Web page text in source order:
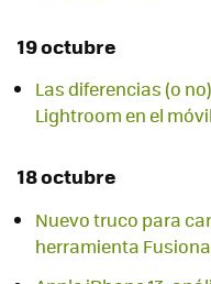
19 octubre
Las diferencias (o
Lightroom en el
18 octubre
Nuevo truco para
herramienta